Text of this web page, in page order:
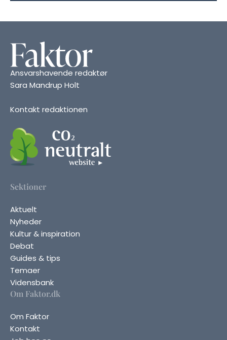
Ansvarshavende redaktør
Sara Mandrup Holt
Kontakt redaktionen
Sektioner
Aktuelt
Nyheder
Kultur & inspiration
Debat
Guides & tips
Temaer
Vidensbank
Om Faktor.dk
Om Faktor
Kontakt